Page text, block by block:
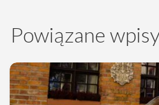
Powiązane